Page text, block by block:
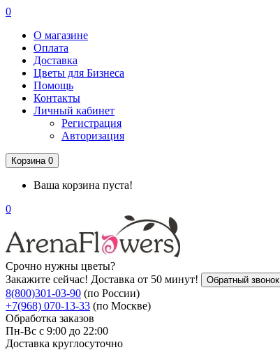
0
О магазине
Оплата
Доставка
Цветы для Бизнеса
Помощь
Контакты
Личный кабинет
Регистрация
Авторизация
Корзина 0
Ваша корзина пуста!
0
Срочно нужны цветы?
Закажите сейчас! Доставка от 50 минут!
Обратный звонок
8(800)301-03-90 (по России)
+7(968) 070-13-33 (по Москве)
Обработка заказов
Пн-Вс с 9:00 до 22:00
Доставка круглосуточно